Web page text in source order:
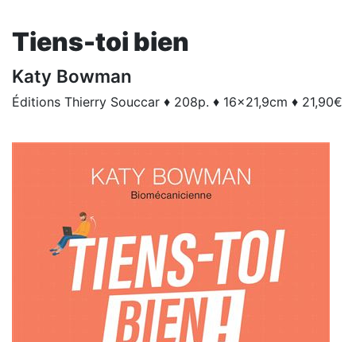
Tiens-toi bien
Katy Bowman
Éditions Thierry Souccar ♦ 208p. ♦ 16x21,9cm ♦ 21,90€